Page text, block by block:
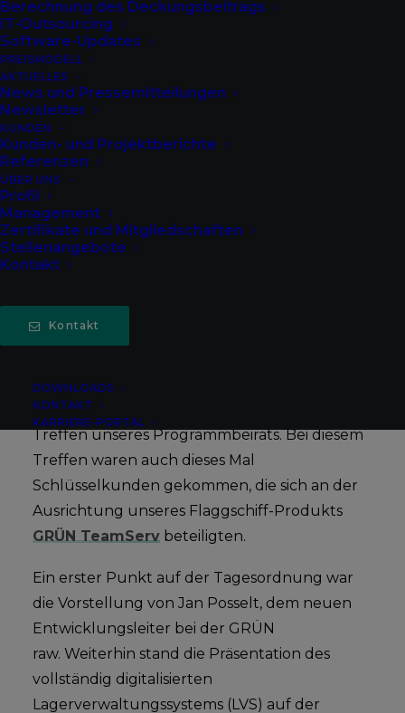
Berechnung des Deckungsbeitrags
IT-Outsourcing
Software-Updates
PREISMODELL
AKTUELLES
News und Pressemitteilungen
Newsletter
KUNDEN
Kunden- und Projektberichte
Referenzen
ÜBER UNS
Profil
Management
Zertifikate und Mitgliedschaften
Stellenangebote
Kontakt
Kontakt
DOWNLOADS
KONTAKT
KARRIERE-PORTAL
Der Programmbeirat der GRÜN raw traf sich
am 19. März 2024.
Am 19. März kam es erneut zu einem erneuten
Treffen unseres Programmbeirats. Bei diesem
Treffen waren auch dieses Mal
Schlüsselkunden gekommen, die sich an der
Ausrichtung unseres Flaggschiff-Produkts
GRÜN TeamServ beteiligten.
Ein erster Punkt auf der Tagesordnung war
die Vorstellung von Jan Posselt, dem neuen
Entwicklungsleiter bei der GRÜN
raw. Weiterhin stand die Präsentation des
vollständig digitalisierten
Lagerverwaltungssystems (LVS) auf der